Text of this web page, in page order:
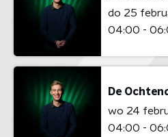
do 25
04:00 -
De
wo 24
04:00 -